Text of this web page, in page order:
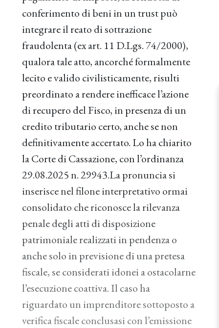
conferimento di beni in un trust può
integrare il reato di sottrazione
fraudolenta (ex art. 11 D.Lgs. 74/2000),
qualora tale atto, ancorché formalmente
lecito e valido civilisticamente, risulti
preordinato a rendere inefficace l’azione
di recupero del Fisco, in presenza di un
credito tributario certo, anche se non
definitivamente accertato. Lo ha chiarito
la Corte di Cassazione, con l’ordinanza
29.08.2025 n. 29943.La pronuncia si
inserisce nel filone interpretativo ormai
consolidato che riconosce la rilevanza
penale degli atti di disposizione
patrimoniale realizzati in pendenza o
anche solo in previsione di una pretesa
fiscale, se considerati idonei a ostacolarne
l’esecuzione coattiva. Il caso ha
riguardato un imprenditore sottoposto a
verifica fiscale conclusasi con l’emissione